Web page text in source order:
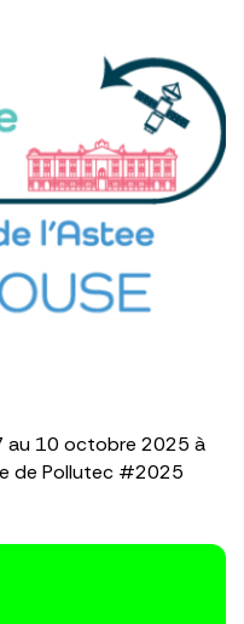
au 10 octobre 2025 à
de Pollutec #2025